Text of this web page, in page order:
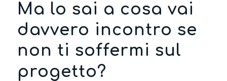
Ma lo sai a cosa vai
davvero incontro se
non ti soffermi sul
progetto?